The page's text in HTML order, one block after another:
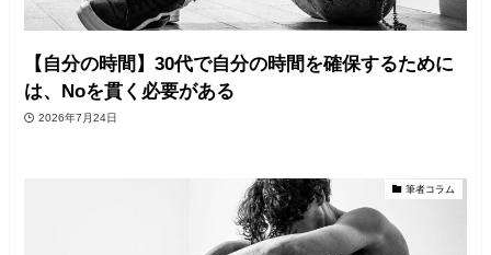
【自分の時間】30代で自分の時間を確保するために
は、Noを貫く必要がある
2026年7月24日
筆者コラム